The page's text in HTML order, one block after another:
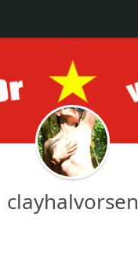
clayhalvorsen